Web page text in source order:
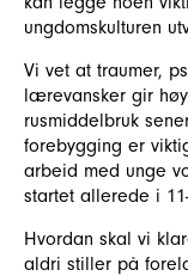
ungdomskulturen
Vi vet at traumer,
lærevansker gir
rusmiddelbruk
forebygging er
arbeid med unge
startet allerede i
Hvordan skal vi
aldri stiller på